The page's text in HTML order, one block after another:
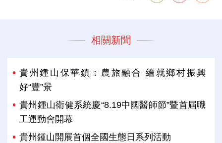
相關新聞
貴州鍾山保華鎮：農旅融合 繪就鄉村振興
好“豐”景
貴州鍾山衛健系統慶“8.19中國醫師節”暨首屆職
工運動會開幕
貴州鍾山開展首個全國生態日系列活動